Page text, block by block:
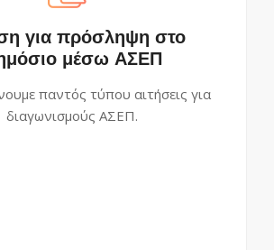
για πρόσληψη στο
μέσω ΑΣΕΠ
παντός τύπου αιτήσεις για
διαγωνισμούς ΑΣΕΠ.